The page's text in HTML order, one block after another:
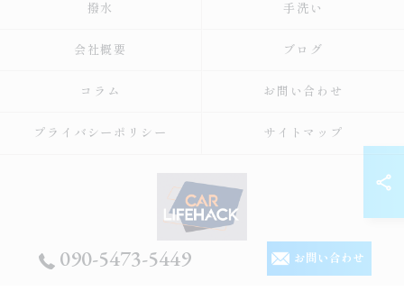
090-5473-5449 お問い合わせ
撥水 手洗い
会社概要 ブログ
コラム お問い合わせ
プライバシーポリシー サイトマップ
© 2026 福岡の出張洗車ならCar Lifehack ALL RIGHTS RESERVED.